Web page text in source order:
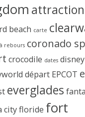
attraction
beach carte
rebours coronado
crocodile dates
départ EPCOT
everglades
cityfloride fort